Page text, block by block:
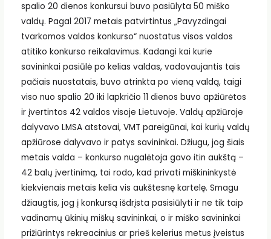
spalio 20 dienos konkursui buvo pasiūlyta 50 miško
valdų. Pagal 2017 metais patvirtintus „Pavyzdingai
tvarkomos valdos konkurso“ nuostatus visos valdos
atitiko konkurso reikalavimus. Kadangi kai kurie
savininkai pasiūlė po kelias valdas, vadovaujantis tais
pačiais nuostatais, buvo atrinkta po vieną valdą, taigi
viso nuo spalio 20 iki lapkričio 11 dienos buvo apžiūrėtos
ir įvertintos 42 valdos visoje Lietuvoje. Valdų apžiūroje
dalyvavo LMSA atstovai, VMT pareigūnai, kai kurių valdų
apžiūrose dalyvavo ir patys savininkai. Džiugu, jog šiais
metais valda – konkurso nugalėtoja gavo itin aukštą –
42 balų įvertinimą, tai rodo, kad privati miškininkystė
kiekvienais metais kelia vis aukštesnę kartelę. Smagu
džiaugtis, jog į konkursą išdrįsta pasisiūlyti ir ne tik taip
vadinamų ūkinių miškų savininkai, o ir miško savininkai
prižiūrintys rekreacinius ar prieš kelerius metus įveistus